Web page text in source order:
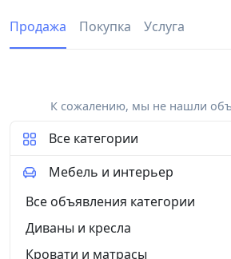
Продажа Покупка Услуга
К сожалению, мы не нашли
Все категории
Мебель и интерьер
Все объявления категории
Диваны и кресла
Кровати и матрасы